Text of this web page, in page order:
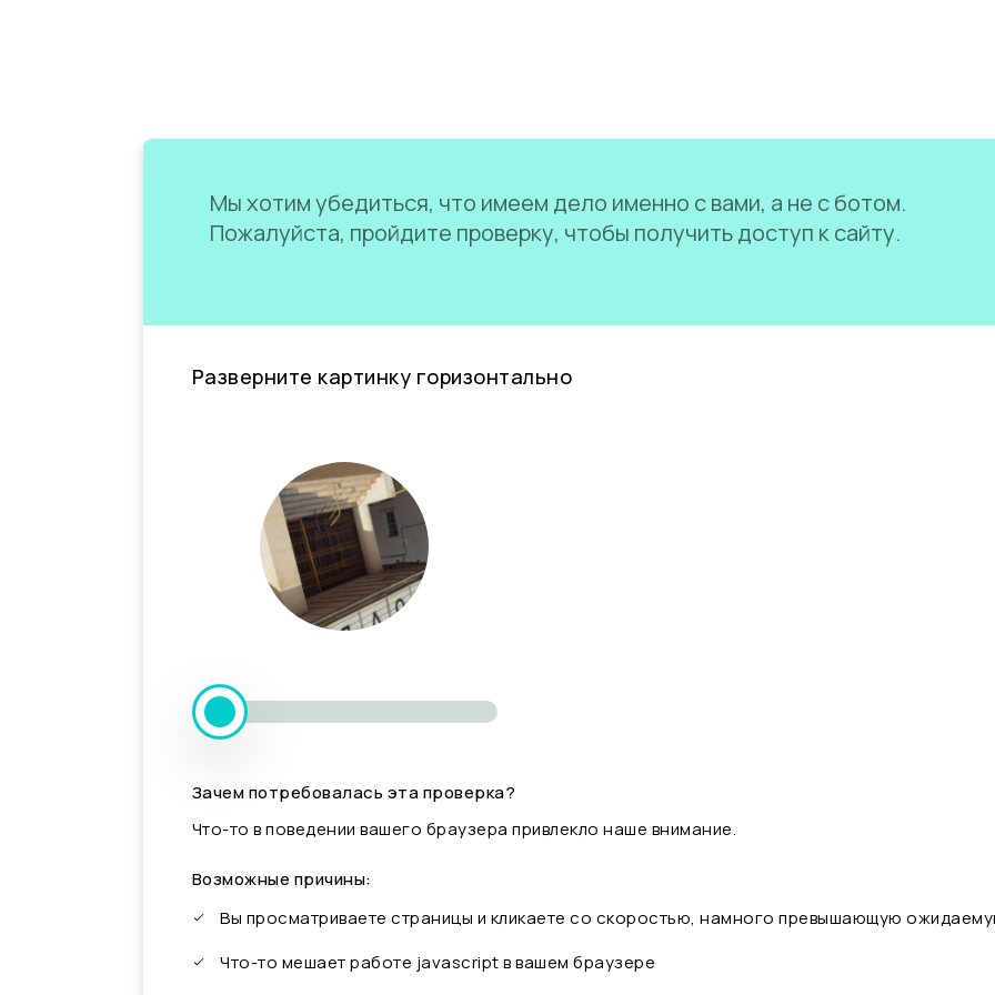
Мы хотим убедиться, что имеем дело именно с вами, а не с ботом.
Пожалуйста, пройдите проверку, чтобы получить доступ к сайту.
Разверните картинку горизонтально
Зачем потребовалась эта проверка?
Что-то в поведении вашего браузера привлекло наше внимание.
Возможные причины:
Вы просматриваете страницы и кликаете со скоростью, намного превышающую
Что-то мешает работе javascript в вашем браузере